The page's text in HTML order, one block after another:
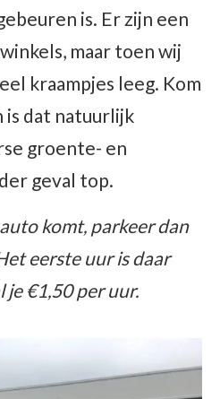
is. Er zijn een
maar toen wij
kraampjes leeg. Kom
is dat natuurlijk
groente- en
geval top.
komt, parkeer dan
eerste uur is daar
je €1,50 per uur.